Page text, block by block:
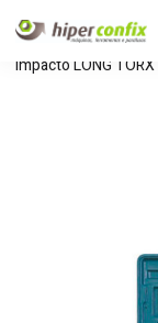
Início Loja
Impacto LONG TORX